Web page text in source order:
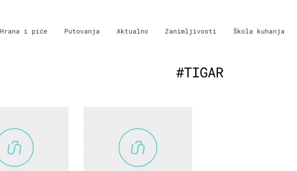
Hrana i piće Putovanja Aktualno Zanimljivosti Škola kuhanja
#TIGAR